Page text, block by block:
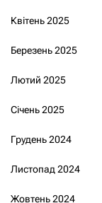
Квітень 2025
Березень 2025
Лютий 2025
Січень 2025
Грудень 2024
Листопад 2024
Жовтень 2024